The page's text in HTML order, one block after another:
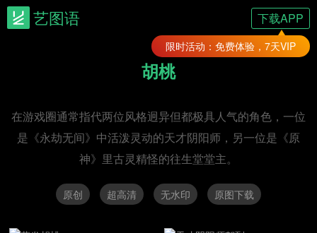
艺图语 下载APP
限时活动：免费体验，7天VIP
胡桃
在游戏圈通常指代两位风格迥异但都极具人气的角色，一位
是《永劫无间》中活泼灵动的天才阴阳师，另一位是《原
神》里古灵精怪的往生堂堂主。
原创 超高清 无水印 原图下载